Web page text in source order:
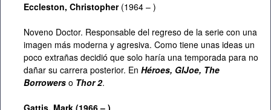
Eccleston, Christopher(1964 – )
Noveno Doctor. Responsable del regreso de la serie con una
imagen más moderna y agresiva. Como tiene unas ideas un
poco extrañas decidió que solo haría una temporada para no
dañar su carrera posterior. En Héroes, GIJoe, The
Borrowers o Thor 2.